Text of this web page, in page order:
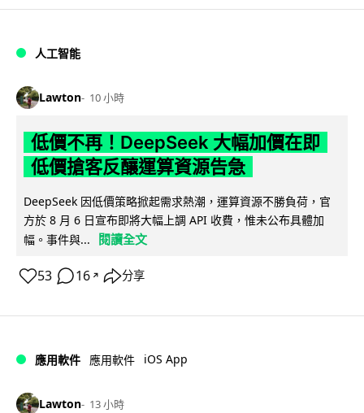
人工智能
Lawton 10 小時
低價不再！DeepSeek 大幅加價在即
低價搶客反釀運算資源告急
DeepSeek 因低價策略掀起需求熱潮，運算資源不勝負荷，官
方於 8 月 6 日宣布即將大幅上調 API 收費，惟未公布具體加
幅。事件與...
閱讀全文
53 16 ↗ 分享
應用軟件 應用軟件 iOS App
Lawton 13 小時